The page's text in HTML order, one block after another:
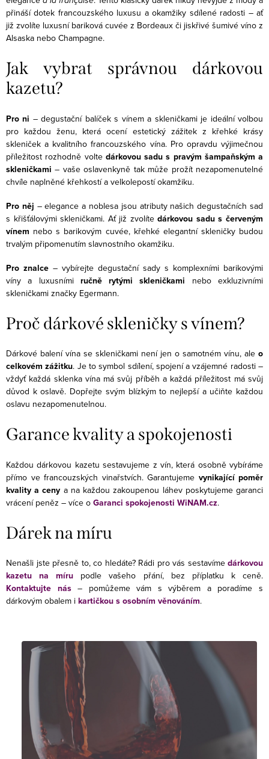
y
v
ý
p
i
s
á
n
í
přináší dotek francouzského luxusu a okamžiky sdílené radosti – ať
již zvolíte luxusní bariková cuvée z Bordeaux či jiskřivé šumivé víno z
Alsaska nebo Champagne.
Jak vybrat správnou dárkovou
kazetu?
Pro ni – degustační balíček s vínem a skleničkami je ideální volbou
pro každou ženu, která ocení estetický zážitek z křehké krásy
skleniček a kvalitního francouzského vína. Pro opravdu výjimečnou
příležitost rozhodně volte dárkovou sadu s pravým šampaňským a
skleničkami – vaše oslavenkyně tak může prožít nezapomenutelné
chvíle naplněné křehkostí a velkolepostí okamžiku.
Pro něj – elegance a noblesa jsou atributy našich degustačních sad
s křišťálovými skleničkami. Ať již zvolítedárkovou sadu s červeným
vínem nebo s barikovým cuvée, křehké elegantní skleničky budou
trvalým připomenutím slavnostního okamžiku.
Pro znalce – vybírejte degustační sady s komplexními barikovými
víny a luxusními ručně rytými skleničkami nebo exkluzivními
skleničkami značky Egermann.
Proč dárkové skleničky s vínem?
Dárkové balení vína se skleničkami není jen o samotném vínu, ale o
celkovém zážitku. Je to symbol sdílení, spojení a vzájemné radosti –
vždyť každá sklenka vína má svůj příběh a každá příležitost má svůj
důvod k oslavě. Dopřejte svým blízkým to nejlepší a učiňte každou
oslavu nezapomenutelnou.
Garance kvality a spokojenosti
Každou dárkovou kazetu sestavujeme z vín, která osobně vybíráme
přímo ve francouzských vinařstvích. Garantujeme vynikající poměr
kvality a ceny a na každou zakoupenou láhev poskytujeme garanci
vrácení peněz – více o Garanci spokojenosti WiNAM.cz.
Dárek na míru
Nenašli jste přesně to, co hledáte? Rádi pro vás sestavíme dárkovou
kazetu na míru podle vašeho přání, bez příplatku k ceně.
Kontaktujte nás– pomůžeme vám s výběrem a poradíme s
dárkovým obalem i kartičkou s osobním věnováním.